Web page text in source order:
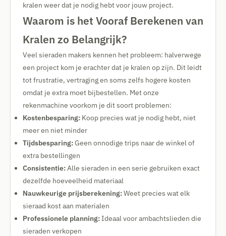
kralen weer dat je nodig hebt voor jouw project.
Waarom is het Vooraf Berekenen van
Kralen zo Belangrijk?
Veel sieraden makers kennen het probleem: halverwege
een project kom je erachter dat je kralen op zijn. Dit leidt
tot frustratie, vertraging en soms zelfs hogere kosten
omdat je extra moet bijbestellen. Met onze
rekenmachine voorkom je dit soort problemen:
Kostenbesparing: Koop precies wat je nodig hebt, niet
meer en niet minder
Tijdsbesparing:Geen onnodige trips naar de winkel of
extra bestellingen
Consistentie:Alle sieraden in een serie gebruiken exact
dezelfde hoeveelheid materiaal
Nauwkeurige prijsberekening:Weet precies wat elk
sieraad kost aan materialen
Professionele planning:Ideaal voor ambachtslieden die
sieraden verkopen